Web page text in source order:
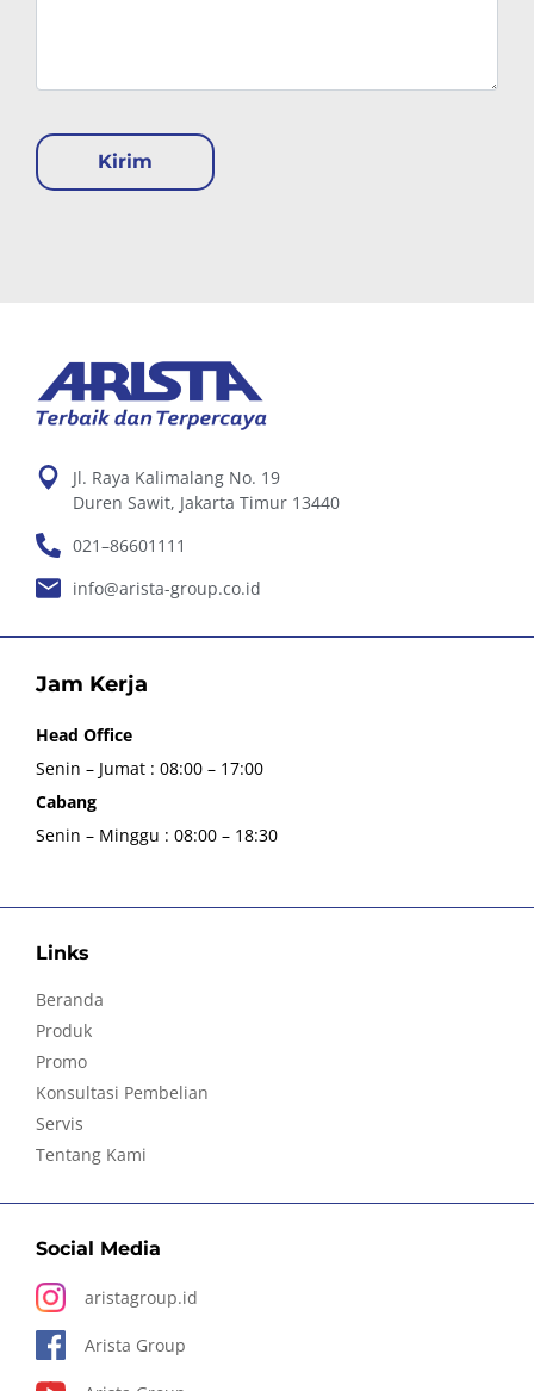
Kirim
Jl. Raya Kalimalang No. 19
Duren Sawit, Jakarta Timur 13440
021–86601111
info@arista-group.co.id
Jam Kerja
Head Office
Senin – Jumat : 08:00 – 17:00
Cabang
Senin – Minggu : 08:00 – 18:30
Links
Beranda
Produk
Promo
Konsultasi Pembelian
Servis
Tentang Kami
Social Media
aristagroup.id
Arista Group